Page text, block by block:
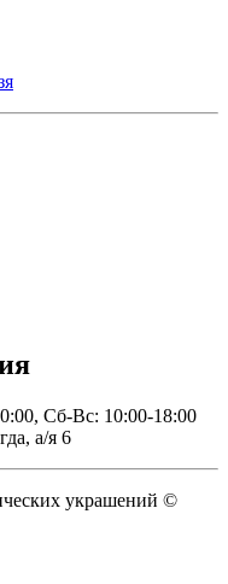
Сб-Вс: 10:00-18:00
а/я 6
украшений ©